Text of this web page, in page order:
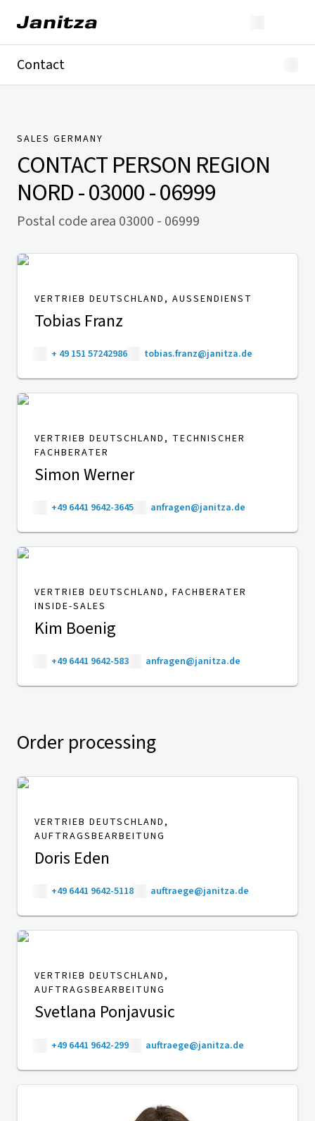
Contact
Presse
SALES GERMANY
CONTACT PERSON REGION
NORD - 03000 - 06999
Postal code area 03000 - 06999
VERTRIEB DEUTSCHLAND, AUSSENDIENST
Tobias Franz
+ 49 151 57242986 tobias.franz@janitza.de
VERTRIEB DEUTSCHLAND, TECHNISCHER
FACHBERATER
Simon Werner
+49 6441 9642-3645 anfragen@janitza.de
VERTRIEB DEUTSCHLAND, FACHBERATER
INSIDE-SALES
Kim Boenig
+49 6441 9642-583 anfragen@janitza.de
Order processing
VERTRIEB DEUTSCHLAND,
AUFTRAGSBEARBEITUNG
Doris Eden
+49 6441 9642-5118 auftraege@janitza.de
VERTRIEB DEUTSCHLAND,
AUFTRAGSBEARBEITUNG
Svetlana Ponjavusic
+49 6441 9642-299 auftraege@janitza.de